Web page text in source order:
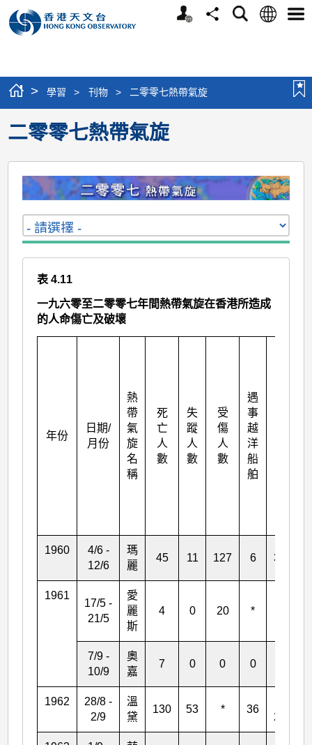
個
分
搜
語
選
> 學習 > 刊物 > 二零零七熱帶氣旋
二零零七熱帶氣旋
表 4.11
一九六零至二零零七年間熱帶氣旋在香港所造成
的人命傷亡及破壞
年份
日期/
月份
熱
帶
氣
旋
名
稱
死
亡
人
數
失
蹤
人
數
受
傷
人
數
遇
事
越
洋
船
舶
1960
4/6 -
12/6
瑪
麗
45 11 127 6 352
1961
17/5 -
21/5
愛
麗
斯
4 0 20 *
7/9 -
10/9
奧
嘉
7 0 0 0
1962
28/8 -
2/9
溫
黛
130 53 * 36
297